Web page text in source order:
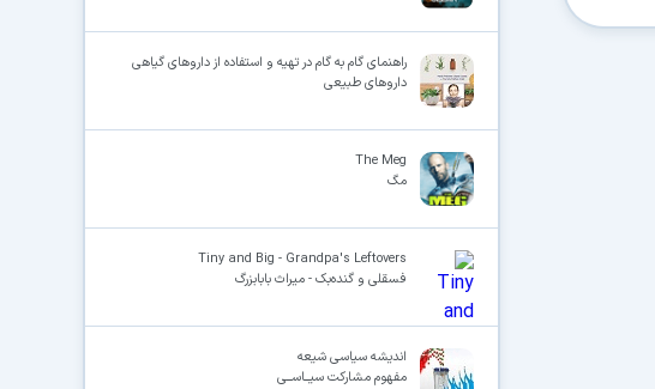
راهنمای گام به گام در تهیه و استفاده از داروهای گیاهی
داروهای طبیعی
The Meg
مگ
Tiny and Big - Grandpa's Leftovers
فسقلی و گنده‌بک - میراث بابابزرگ
اندیشه سیاسى شیعه
مفهوم مشارکت سیــاســى